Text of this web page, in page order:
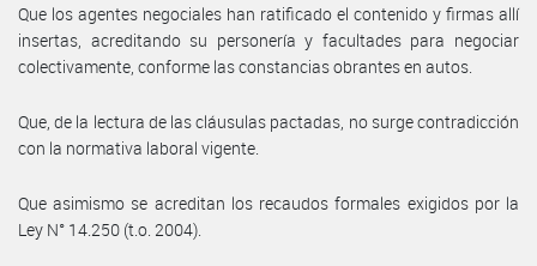
Que los agentes negociales han ratificado el contenido y firmas allí
insertas, acreditando su personería y facultades para negociar
colectivamente, conforme las constancias obrantes en autos.
Que, de la lectura de las cláusulas pactadas, no surge contradicción
con la normativa laboral vigente.
Que asimismo se acreditan los recaudos formales exigidos por la
Ley N° 14.250 (t.o. 2004).